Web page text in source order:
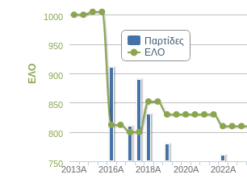
Παρτίδες
ΕΛΟ
2013A 2016A 2018A 2020A 2022A
750
800
850
900
950
1000
ΕΛΟ